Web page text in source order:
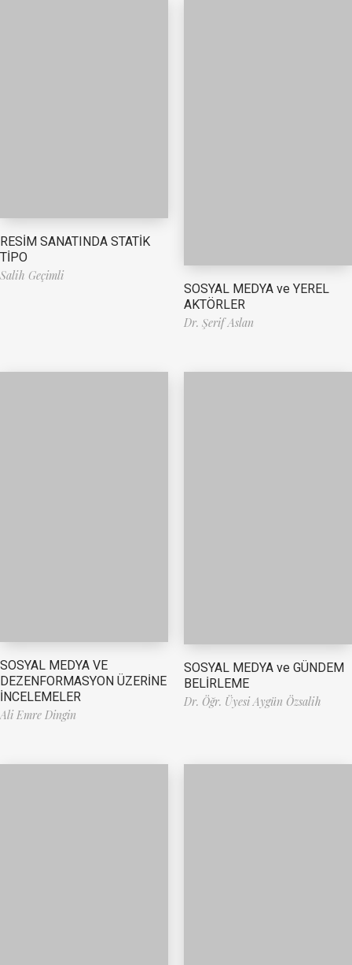
RESİM SANATINDA STATİK
TİPO
Salih Geçimli
SOSYAL MEDYA ve YEREL
AKTÖRLER
Dr. Şerif Aslan
SOSYAL MEDYA VE
DEZENFORMASYON ÜZERİNE
İNCELEMELER
Ali Emre Dingin
SOSYAL MEDYA ve GÜNDEM
BELİRLEME
Dr. Öğr. Üyesi Aygün Özsalih